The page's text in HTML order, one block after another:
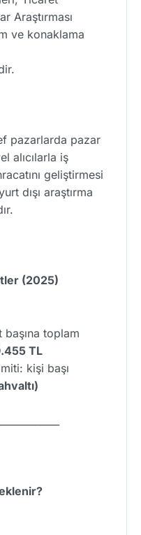
Araştırması
ve konaklama
pazarlarda pazar
alıcılarla iş
geliştirmesi
dışı araştırma
(2025)
toplam
TL
kişi başı